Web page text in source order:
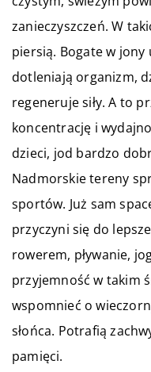
zanieczyszczeń. W
piersią. Bogate w
dotleniają organizm,
regeneruje siły. A to
koncentrację i
dzieci, jod bardzo
Nadmorskie tereny
sportów. Już sam
przyczyni się do
rowerem, pływanie,
przyjemność w takim
wspomnieć o
słońca. Potrafią
pamięci.